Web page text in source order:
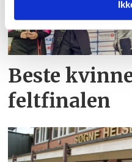
med annen informasjon du
eller som de har samlet
tjenestene deres.
Beste
feltfinalen